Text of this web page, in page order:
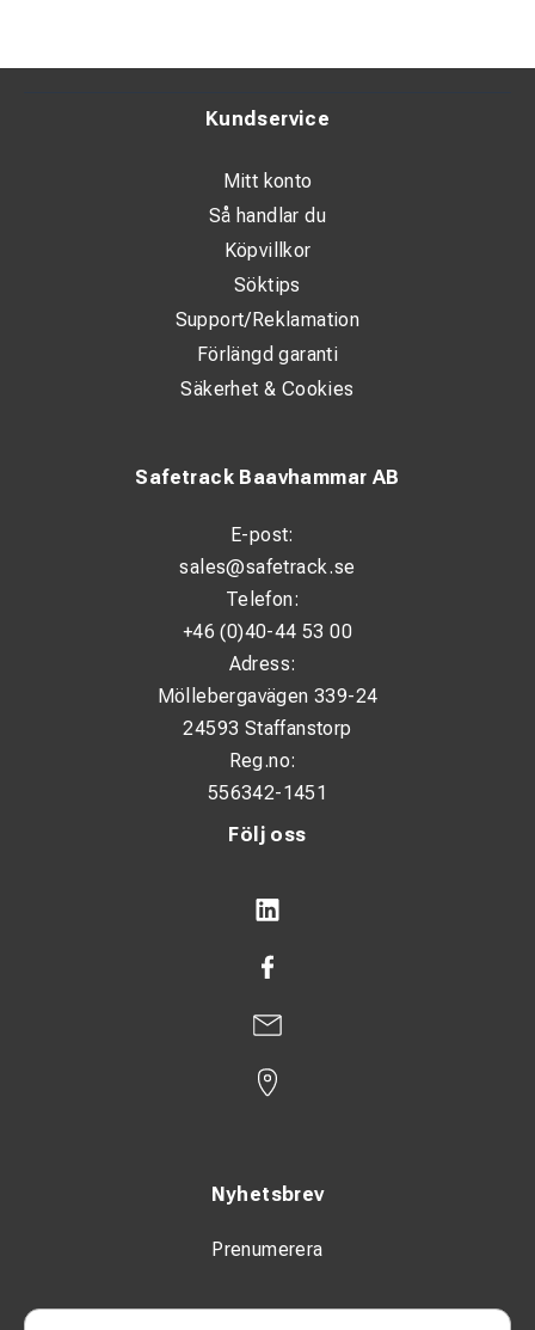
Följ oss
Nyhetsbrev
Prenumerera
Safetrack Baavhammar AB
E-post:
sales@safetrack.se
Telefon:
+46 (0)40-44 53 00
Adress:
Möllebergavägen 339-24
24593 Staffanstorp
Reg.no:
556342-1451
Kundservice
Mitt konto
Så handlar du
Köpvillkor
Söktips
Support/Reklamation
Förlängd garanti
Säkerhet & Cookies